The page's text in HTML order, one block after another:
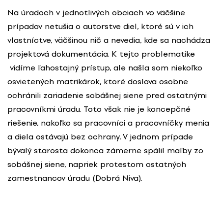
Na úradoch v jednotlivých obciach vo väčšine
prípadov netušia o autorstve diel, ktoré sú v ich
vlastníctve, väčšinou nič a nevedia, kde sa nachádza
projektová dokumentácia. K tejto problematike
vidíme ľahostajný prístup, ale našla som niekoľko
osvietených matrikárok, ktoré doslova osobne
ochránili zariadenie sobášnej siene pred ostatnými
pracovníkmi úradu. Toto však nie je koncepčné
riešenie, nakoľko sa pracovníci a pracovníčky menia
a diela ostávajú bez ochrany. V jednom prípade
bývalý starosta dokonca zámerne spálil maľby zo
sobášnej siene, napriek protestom ostatných
zamestnancov úradu (Dobrá Niva).